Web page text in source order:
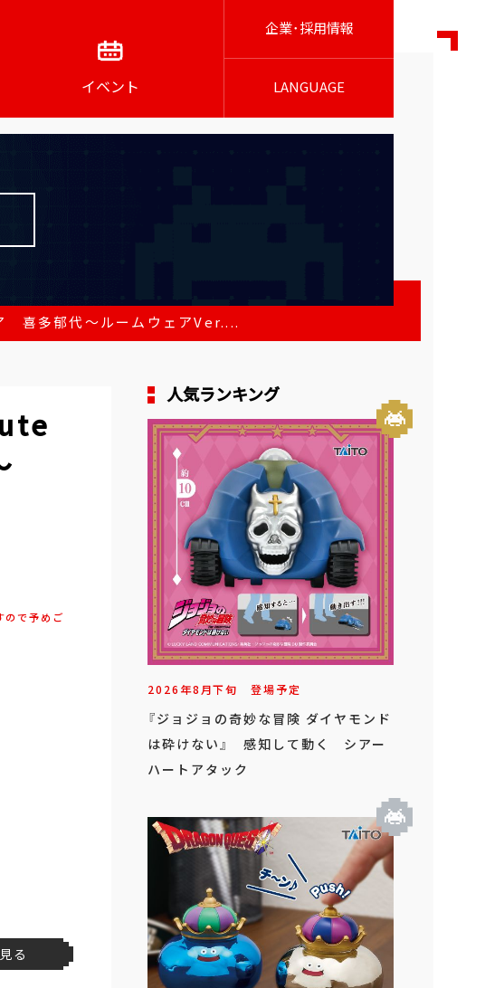
イベント
企業･採用情報
LANGUAGE
喜多郁代～ルームウェアVer....
ので予めご
る
人気ランキング
2026年8月下旬 登場予定
『ジョジョの奇妙な冒険 ダイヤモンド
は砕けない』 感知して動く シアー
ハートアタック